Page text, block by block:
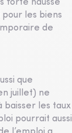
forte hausse
les biens
de
que
juillet) ne
baisser les taux
pourrait aussi